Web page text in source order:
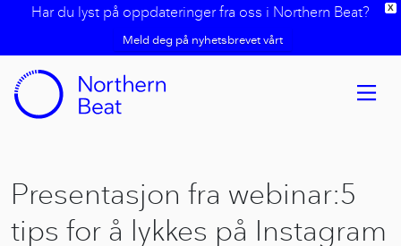
X
Har du lyst på oppdateringer fra oss i Northern Beat?
Meld deg på nyhetsbrevet vårt
Presentasjon fra webinar:5
tips for å lykkes på Instagram